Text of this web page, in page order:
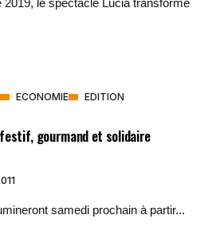
ECONOMIE
EDITION
festif, gourmand et solidaire
samedi prochain à partir...